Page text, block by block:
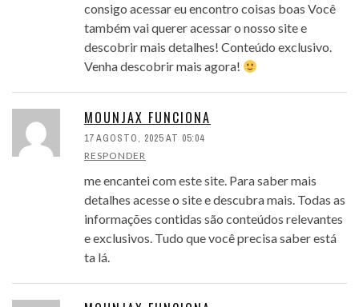
consigo acessar eu encontro coisas boas Você
também vai querer acessar o nosso site e
descobrir mais detalhes! Conteúdo exclusivo.
Venha descobrir mais agora!
MOUNJAX FUNCIONA
17 AGOSTO, 2025 AT 05:04
RESPONDER
me encantei com este site. Para saber mais
detalhes acesse o site e descubra mais. Todas as
informações contidas são conteúdos relevantes
e exclusivos. Tudo que você precisa saber está
ta lá.